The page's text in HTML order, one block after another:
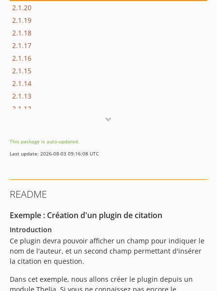
2.1.20
2.1.19
2.1.18
2.1.17
2.1.16
2.1.15
2.1.14
2.1.13
2.1.12
2.1.9
2.1.8
2.1.5
2.1.2
2.1.1
2.1.0
2.0.13-beta
This package is auto-updated.
Last update: 2026-08-03 09:16:08 UTC
README
Exemple : Création d'un plugin de citation
Introduction
Ce plugin devra pouvoir afficher un champ pour indiquer le
nom de l'auteur, et un second champ permettant d'insérer
la citation en question.
Dans cet exemple, nous allons créer le plugin depuis un